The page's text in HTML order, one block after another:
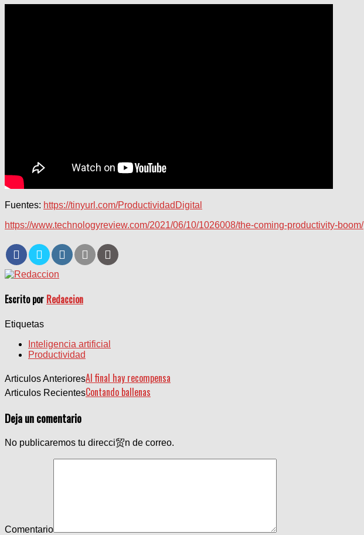
Fuentes: https://tinyurl.com/ProductividadDigital
https://www.technologyreview.com/2021/06/10/1026008/the-coming-productivity-boom/
Escrito por Redaccion
Etiquetas
Inteligencia artificial
Productividad
Articulos AnterioresAl final hay recompensa
Articulos RecientesContando ballenas
Deja un comentario
No publicaremos tu direcci贸n de correo.
Comentario